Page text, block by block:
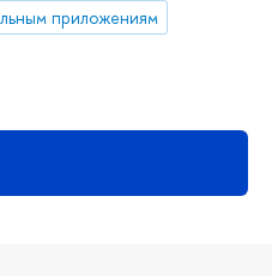
приложениям